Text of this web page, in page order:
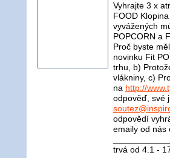
Vyhrajte 3 x
FOOD
vyvážených
POPCORN a
Proč byste
novinku Fit
trhu, b)
vlákniny, c)
na http://
odpověď, své
odpovědí
emaily od nás
trvá od 4.1 -